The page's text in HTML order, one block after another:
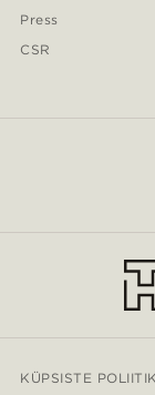
Press
CSR
KÜPSISTE